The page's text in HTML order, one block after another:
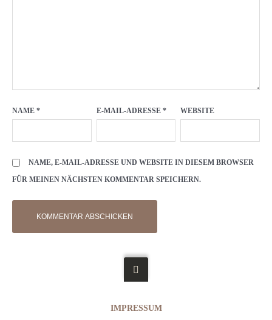
NAME * E-MAIL-ADRESSE * WEBSITE
NAME, E-MAIL-ADRESSE UND WEBSITE IN DIESEM BROWSER
FÜR MEINEN NÄCHSTEN KOMMENTAR SPEICHERN.
IMPRESSUM